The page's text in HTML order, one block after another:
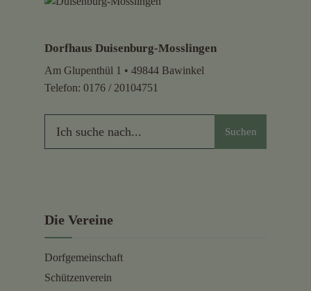
Dorfhaus Duisenburg-Mosslingen
Am Glupenthül 1 • 49844 Bawinkel
Telefon: 0176 / 20104751
Suchen
Die Vereine
Dorfgemeinschaft
Schützenverein